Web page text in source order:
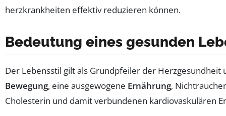
Bedeutung eines gesunden
Der Lebensstil gilt als Grundpfeiler der
Bewegung, eine ausgewogene Ernährung,
Cholesterin und damit verbundenen kardiovaskulären